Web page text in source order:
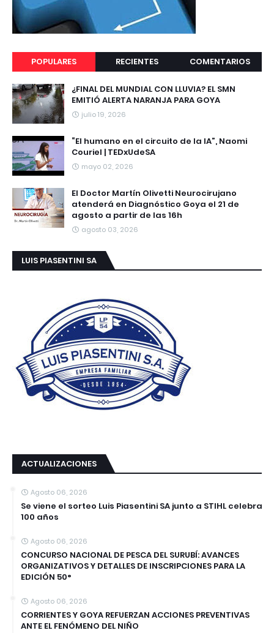
POPULARES RECIENTES COMENTARIOS
¿FINAL DEL MUNDIAL CON LLUVIA? EL SMN
EMITIÓ ALERTA NARANJA PARA GOYA
julio 19, 2026
“El humano en el circuito de la IA”, Naomi
Couriel | TEDxUdeSA
mayo 02, 2026
El Doctor Martín Olivetti Neurocirujano
atenderá en Diagnóstico Goya el 21 de
agosto a partir de las 16h
agosto 03, 2026
LUIS PIASENTINI SA
ACTUALIZACIONES
Agosto 06, 2026
Se viene el sorteo Luis Piasentini SA junto a STIHL celebra
100 años
Agosto 06, 2026
CONCURSO NACIONAL DE PESCA DEL SURUBÍ: AVANCES
ORGANIZATIVOS Y DETALLES DE INSCRIPCIONES PARA LA
EDICIÓN 50°
Agosto 06, 2026
CORRIENTES Y GOYA REFUERZAN ACCIONES PREVENTIVAS
ANTE EL FENÓMENO DEL NIÑO